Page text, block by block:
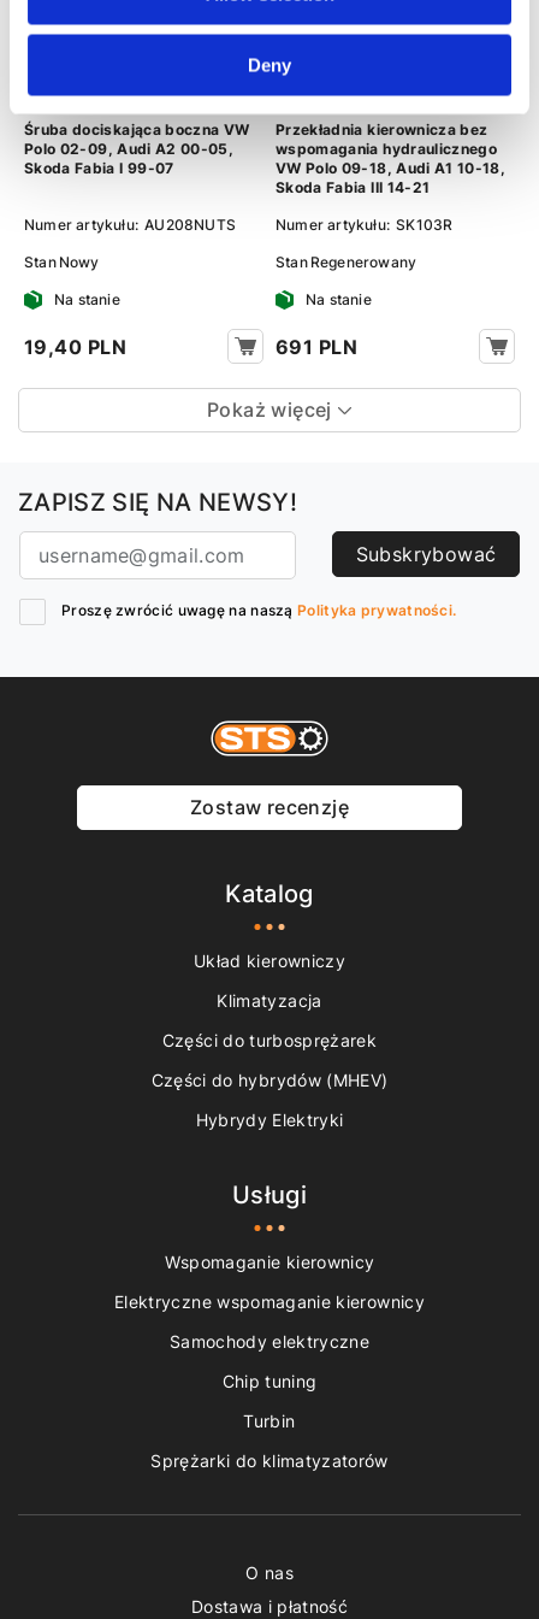
Deny
Śruba dociskająca boczna VW
Polo 02-09, Audi A2 00-05,
Skoda Fabia I 99-07
Numer artykułu: AU208NUTS
Stan Nowy
Na stanie
19,40 PLN
Przekładnia kierownicza bez
wspomagania hydraulicznego
VW Polo 09-18, Audi A1 10-18,
Skoda Fabia III 14-21
Numer artykułu: SK103R
Stan Regenerowany
Na stanie
691 PLN
Pokaż więcej
ZAPISZ SIĘ NA NEWSY!
Subskrybować
Proszę zwrócić uwagę na naszą Polityka prywatności.
Zostaw recenzję
Katalog
Układ kierowniczy
Klimatyzacja
Części do turbosprężarek
Części do hybrydów (MHEV)
Hybrydy Elektryki
Usługi
Wspomaganie kierownicy
Elektryczne wspomaganie kierownicy
Samochody elektryczne
Chip tuning
Turbin
Sprężarki do klimatyzatorów
O nas
Dostawa i płatność